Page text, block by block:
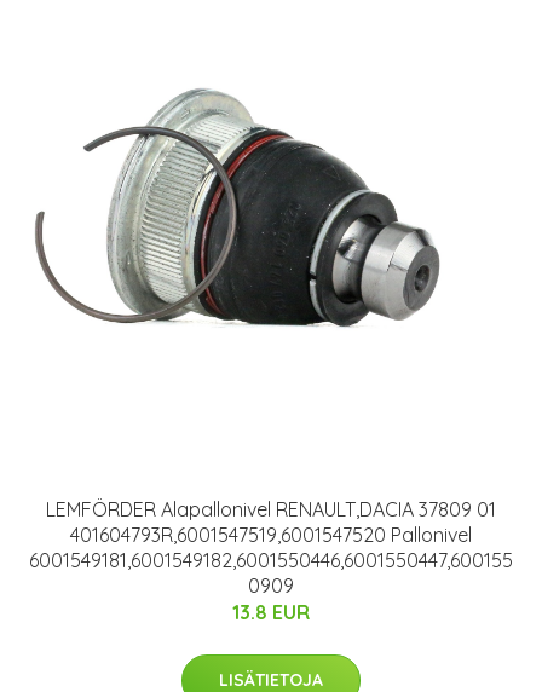
LEMFÖRDER Alapallonivel RENAULT,DACIA 37809 01
401604793R,6001547519,6001547520 Pallonivel
6001549181,6001549182,6001550446,6001550447,600155
0909
13.8 EUR
LISÄTIETOJA